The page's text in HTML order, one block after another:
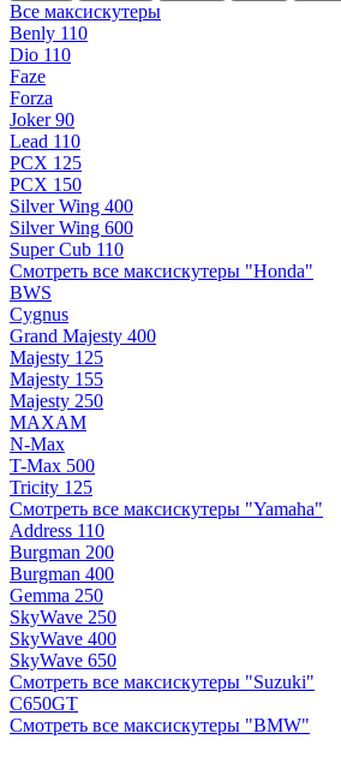
Все максискутеры
Benly 110
Dio 110
Faze
Forza
Joker 90
Lead 110
PCX 125
PCX 150
Silver Wing 400
Silver Wing 600
Super Cub 110
Смотреть все максискутеры "Honda"
BWS
Cygnus
Grand Majesty 400
Majesty 125
Majesty 155
Majesty 250
MAXAM
N-Max
T-Max 500
Tricity 125
Смотреть все максискутеры "Yamaha"
Address 110
Burgman 200
Burgman 400
Gemma 250
SkyWave 250
SkyWave 400
SkyWave 650
Смотреть все максискутеры "Suzuki"
C650GT
Смотреть все максискутеры "BMW"